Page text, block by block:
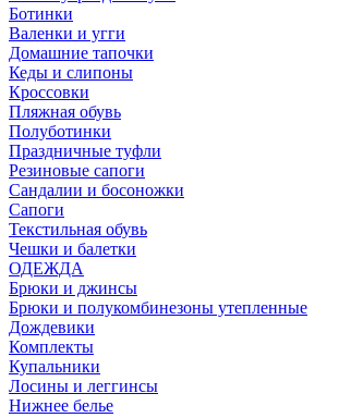
Ботинки
Валенки и угги
Домашние тапочки
Кеды и слипоны
Кроссовки
Пляжная обувь
Полуботинки
Праздничные туфли
Резиновые сапоги
Сандалии и босоножки
Сапоги
Текстильная обувь
Чешки и балетки
ОДЕЖДА
Брюки и джинсы
Брюки и полукомбинезоны утепленные
Дождевики
Комплекты
Купальники
Лосины и леггинсы
Нижнее белье